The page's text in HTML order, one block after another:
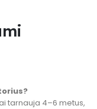
tarnauja 4–6 metus,